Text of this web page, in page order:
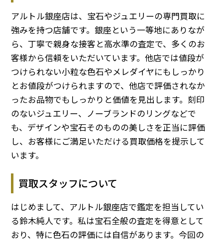
アルトル銀座店は、宝石やジュエリーの専門買取に
強みを持つ店舗です。銀座という一等地にありなが
ら、丁寧で親身な接客と高水準の査定で、多くのお
客様から信頼をいただいています。他店では値段が
つけられない小粒な色石やメレダイヤにもしっかり
とお値段がつけられますので、他店で評価されなか
ったお品物でもしっかりと価値を見出します。刻印
のないジュエリー、ノーブランドのリングなどで
も、デザインや宝石そのものの美しさを正当に評価
し、お客様にご満足いただける買取価格を提示して
います。
買取スタッフについて
はじめまして、アルトル銀座店で鑑定を担当してい
る鈴木純人です。私は宝石全般の査定を得意として
おり、特に色石の評価には自信があります。今回の